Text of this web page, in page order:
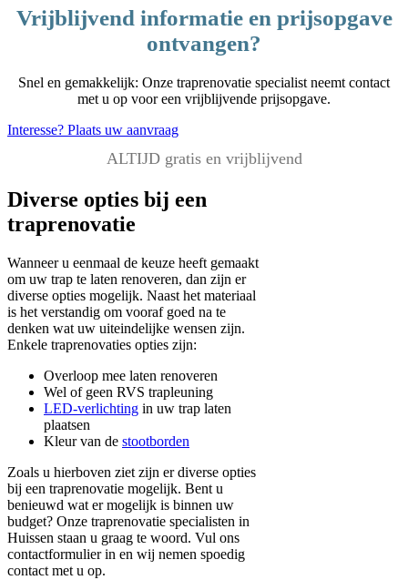
Vrijblijvend informatie en prijsopgave
ontvangen?
Snel en gemakkelijk: Onze traprenovatie specialist neemt contact
met u op voor een vrijblijvende prijsopgave.
Interesse? Plaats uw aanvraag
ALTIJD gratis en vrijblijvend
Diverse opties bij een
traprenovatie
Wanneer u eenmaal de keuze heeft gemaakt
om uw trap te laten renoveren, dan zijn er
diverse opties mogelijk. Naast het materiaal
is het verstandig om vooraf goed na te
denken wat uw uiteindelijke wensen zijn.
Enkele traprenovaties opties zijn:
Overloop mee laten renoveren
Wel of geen RVS trapleuning
LED-verlichting in uw trap laten
plaatsen
Kleur van de stootborden
Zoals u hierboven ziet zijn er diverse opties
bij een traprenovatie mogelijk. Bent u
benieuwd wat er mogelijk is binnen uw
budget? Onze traprenovatie specialisten in
Huissen staan u graag te woord. Vul ons
contactformulier in en wij nemen spoedig
contact met u op.